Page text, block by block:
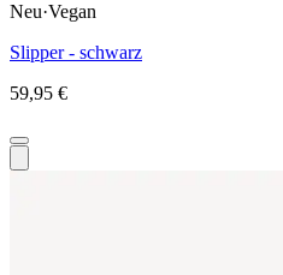
Neu·Vegan
Slipper - schwarz
59,95 €